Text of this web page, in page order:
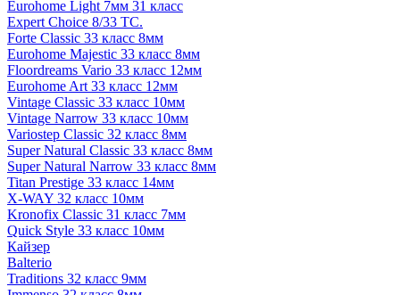
Eurohome Light 7мм 31 класс
Expert Choice 8/33 TC.
Forte Classic 33 класс 8мм
Eurohome Majestic 33 класс 8мм
Floordreams Vario 33 класс 12мм
Eurohome Art 33 класс 12мм
Vintage Classic 33 класс 10мм
Vintage Narrow 33 класс 10мм
Variostep Classic 32 класс 8мм
Super Natural Classic 33 класс 8мм
Super Natural Narrow 33 класс 8мм
Titan Prestige 33 класс 14мм
X-WAY 32 класс 10мм
Kronofix Classic 31 класс 7мм
Quick Style 33 класс 10мм
Кайзер
Balterio
Traditions 32 класс 9мм